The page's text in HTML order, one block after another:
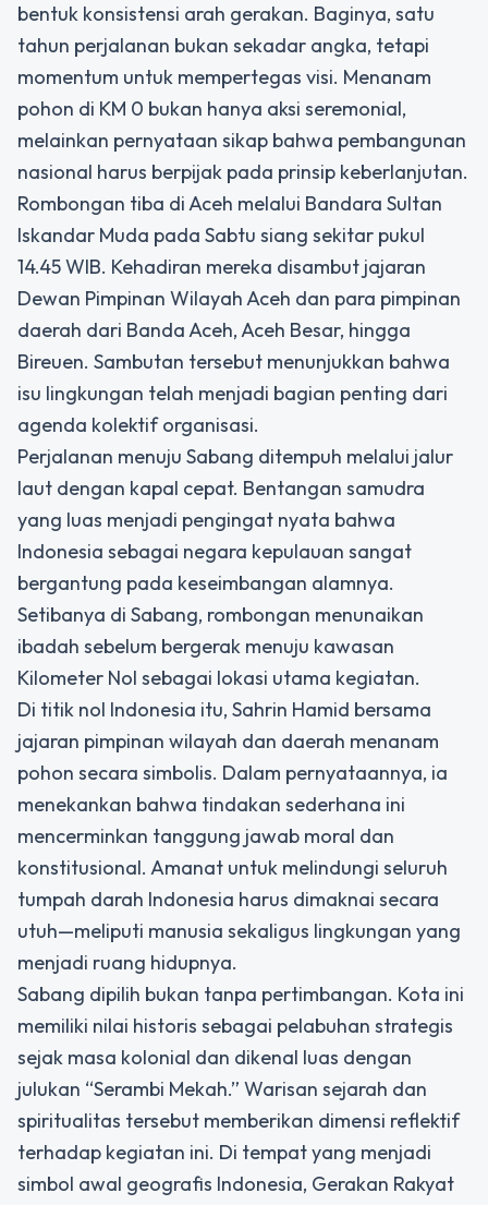
bentuk konsistensi arah gerakan. Baginya, satu
tahun perjalanan bukan sekadar angka, tetapi
momentum untuk mempertegas visi. Menanam
pohon di KM 0 bukan hanya aksi seremonial,
melainkan pernyataan sikap bahwa pembangunan
nasional harus berpijak pada prinsip keberlanjutan.
Rombongan tiba di Aceh melalui Bandara Sultan
Iskandar Muda pada Sabtu siang sekitar pukul
14.45 WIB. Kehadiran mereka disambut jajaran
Dewan Pimpinan Wilayah Aceh dan para pimpinan
daerah dari Banda Aceh, Aceh Besar, hingga
Bireuen. Sambutan tersebut menunjukkan bahwa
isu lingkungan telah menjadi bagian penting dari
agenda kolektif organisasi.
Perjalanan menuju Sabang ditempuh melalui jalur
laut dengan kapal cepat. Bentangan samudra
yang luas menjadi pengingat nyata bahwa
Indonesia sebagai negara kepulauan sangat
bergantung pada keseimbangan alamnya.
Setibanya di Sabang, rombongan menunaikan
ibadah sebelum bergerak menuju kawasan
Kilometer Nol sebagai lokasi utama kegiatan.
Di titik nol Indonesia itu, Sahrin Hamid bersama
jajaran pimpinan wilayah dan daerah menanam
pohon secara simbolis. Dalam pernyataannya, ia
menekankan bahwa tindakan sederhana ini
mencerminkan tanggung jawab moral dan
konstitusional. Amanat untuk melindungi seluruh
tumpah darah Indonesia harus dimaknai secara
utuh—meliputi manusia sekaligus lingkungan yang
menjadi ruang hidupnya.
Sabang dipilih bukan tanpa pertimbangan. Kota ini
memiliki nilai historis sebagai pelabuhan strategis
sejak masa kolonial dan dikenal luas dengan
julukan “Serambi Mekah.” Warisan sejarah dan
spiritualitas tersebut memberikan dimensi reflektif
terhadap kegiatan ini. Di tempat yang menjadi
simbol awal geografis Indonesia, Gerakan Rakyat